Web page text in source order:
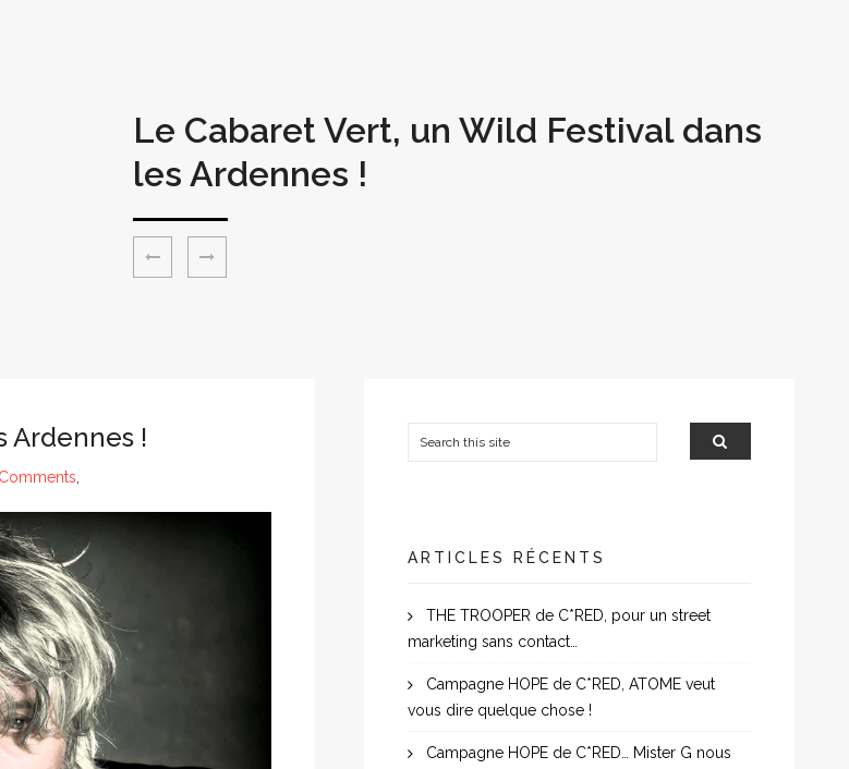
Le Cabaret Vert, un Wild Festival dans
les Ardennes !
Ardennes !
ARTICLES RÉCENTS
THE TROOPER de C*RED, pour un street
marketing sans contact…
Campagne HOPE de C*RED, ATOME veut
vous dire quelque chose !
Campagne HOPE de C*RED… Mister G nous